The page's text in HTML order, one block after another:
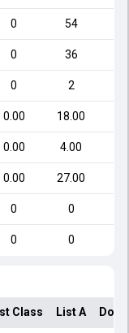
0 54
0 36
0 2
0.00 18.00
0.00 4.00
0.00 27.00
0 0
0 0
Class List A